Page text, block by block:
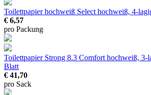
Toilettpapier hochweiß Select hochweiß, 4-
€ 6,57
pro Packung
Toilettpapier Strong 8.3 Comfort hochweiß, 3-
Blatt
€ 41,70
pro Sack